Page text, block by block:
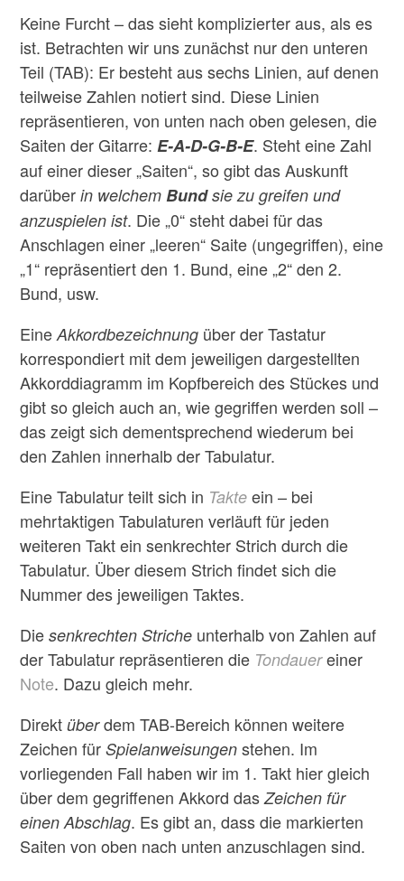
Keine Furcht – das sieht komplizierter aus, als es
ist. Betrachten wir uns zunächst nur den unteren
Teil (TAB): Er besteht aus sechs Linien, auf denen
teilweise Zahlen notiert sind. Diese Linien
repräsentieren, von unten nach oben gelesen, die
Saiten der Gitarre: E-A-D-G-B-E. Steht eine Zahl
auf einer dieser „Saiten“, so gibt das Auskunft
darüberin welchem Bundsie zu greifen und
anzuspielen ist. Die „0“ steht dabei für das
Anschlagen einer „leeren“ Saite (ungegriffen), eine
„1“ repräsentiert den 1. Bund, eine „2“ den 2.
Bund, usw.
EineAkkordbezeichnung über der Tastatur
korrespondiert mit dem jeweiligen dargestellten
Akkorddiagramm im Kopfbereich des Stückes und
gibt so gleich auch an, wie gegriffen werden soll –
das zeigt sich dementsprechend wiederum bei
den Zahlen innerhalb der Tabulatur.
Eine Tabulatur teilt sich in Takte ein – bei
mehrtaktigen Tabulaturen verläuft für jeden
weiteren Takt ein senkrechter Strich durch die
Tabulatur. Über diesem Strich findet sich die
Nummer des jeweiligen Taktes.
Diesenkrechten Striche unterhalb von Zahlen auf
der Tabulatur repräsentieren die Tondauereiner
Note. Dazu gleich mehr.
Direktüberdem TAB-Bereich können weitere
Zeichen fürSpielanweisungen stehen. Im
vorliegenden Fall haben wir im 1. Takt hier gleich
über dem gegriffenen Akkord dasZeichen für
einen Abschlag. Es gibt an, dass die markierten
Saiten von oben nach unten anzuschlagen sind.